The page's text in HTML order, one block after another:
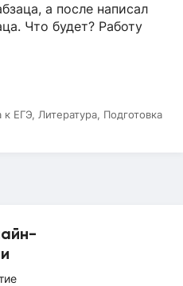
а после написал
Что будет? Работу
к ЕГЭ, Литература, Подготовка